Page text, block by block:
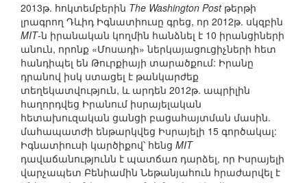
2013թ. հոկտեմբերին The Washington Postթերթի
լրագրող Դևիդ Իգնատիուսը գրեց, որ 2012թ. սկզբին
MIT-ն իրանական կողմին հանձնել է 10 իրանցիների
անուն, որոնք «Մոսադի» ներկայացուցիչների հետ
հանդիպել են Թուրքիայի տարածքում: Իրանը
դրանով իսկ ստացել է թանկարժեք
տեղեկատվություն, և արդեն 2012թ. ապրիլին
հաղորդվեց Իրանում իսրայելական
հետախուզական ցանցի բացահայտման մասին.
մահապատժի ենթարկվեց Իսրայելի 15 գործակալ:
Իգնատիուսի կարծիքով՝ հենց MIT
դավաճանությունն է պատճառ դարձել, որ Իսրայելի
վարչապետ Բենիամին Նեթանյահուն հրաժարվել է